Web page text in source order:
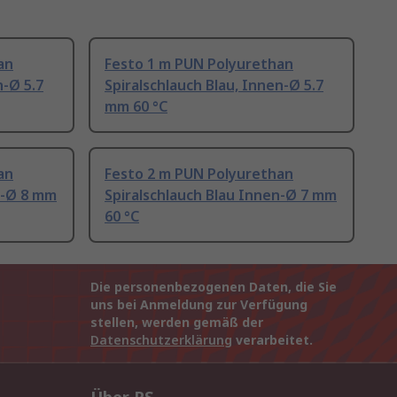
Ø 5.7
Festo 1 m PUN Polyurethan
Spiralschlauch Blau, Innen-Ø 5.7
mm 60 °C
Ø 8 mm
Festo 2 m PUN Polyurethan
Spiralschlauch Blau Innen-Ø 7 mm
60 °C
Die personenbezogenen Daten, die Sie
uns bei Anmeldung zur Verfügung
stellen, werden gemäß der
Datenschutzerklärung verarbeitet.